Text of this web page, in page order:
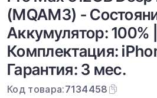
(MQAM3) -
Аккумулятор: 100% |
Комплектация:
Гарантия: 3 мес.
Код товара:7134458